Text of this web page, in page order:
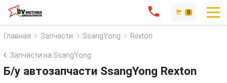
0
Главная Запчасти SsangYong Rexton
Запчасти на SsangYong
Б/у автозапчасти SsangYong Rexton